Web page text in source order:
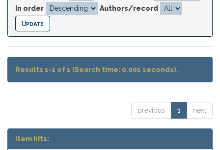
In order
Authors/record
Results 1-1 of 1 (Search time: 0.001 seconds).
previous 1 next
Item hits: